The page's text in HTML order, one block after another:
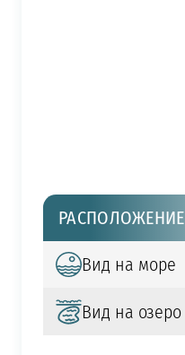
РАСПОЛОЖЕНИЕ
Вид на море
Вид на озеро